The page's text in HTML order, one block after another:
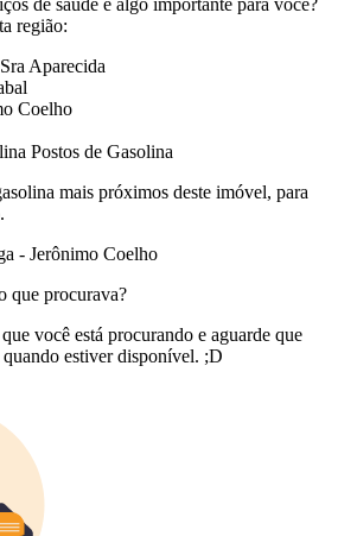
região:
Aparecida
Coelho
Postos de Gasolina
mais próximos deste imóvel, para
- Jerônimo Coelho
que procurava?
você está procurando e aguarde que
estiver disponível. ;D